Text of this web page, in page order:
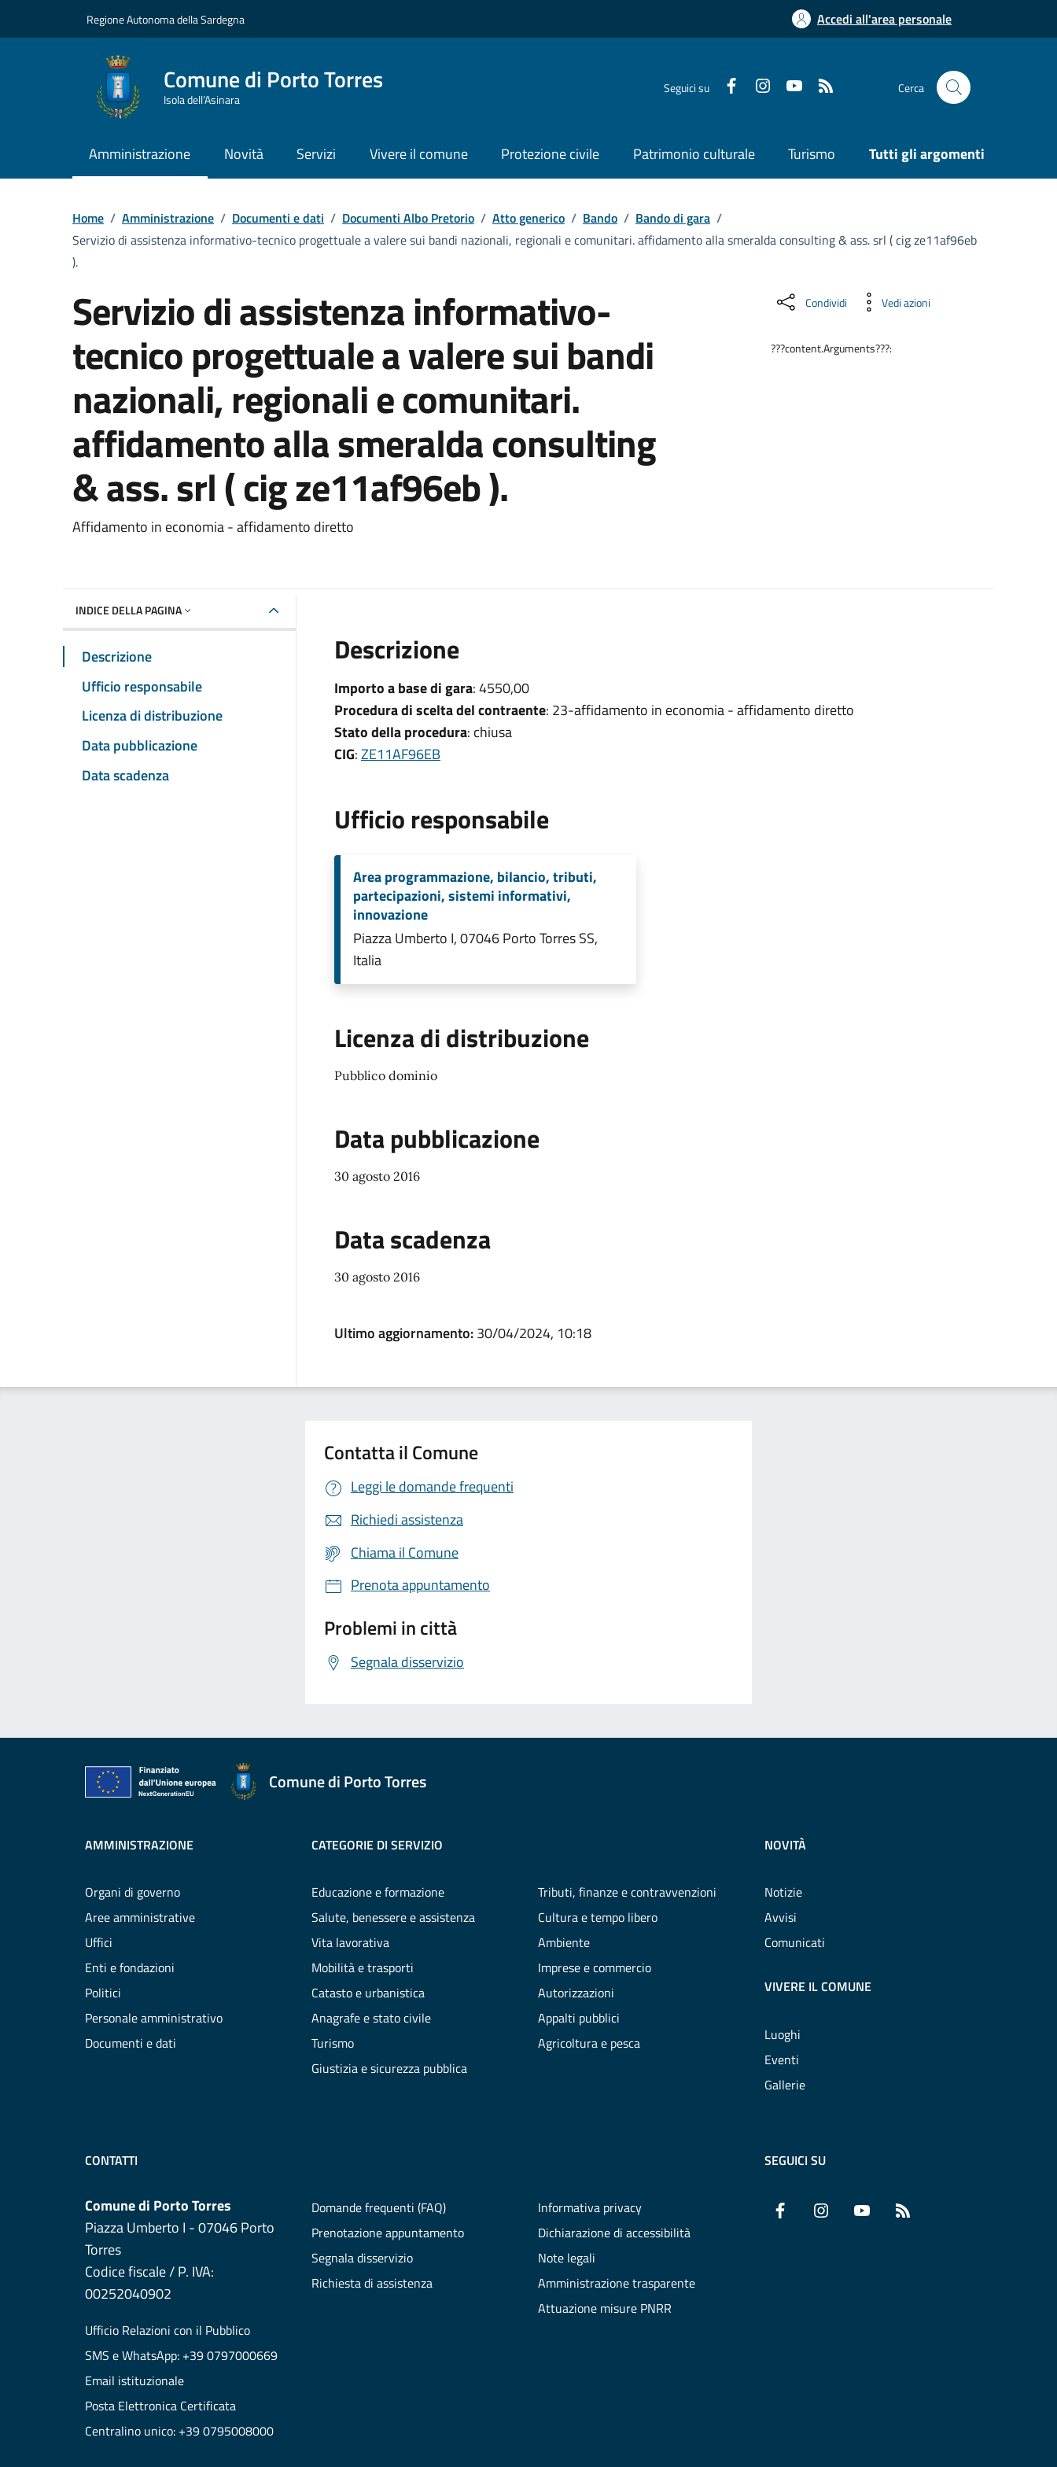
Regione Autonoma della Sardegna Accedi all'area personale
Comune di Porto Torres
Isola dell’Asinara
Seguici su Cerca
Amministrazione Novità Servizi Vivere il comune Protezione civile Patrimonio culturale Turismo Tutti gli argomenti
Home / Amministrazione / Documenti e dati / Documenti Albo Pretorio / Atto generico / Bando / Bando di gara /
Servizio di assistenza informativo-tecnico progettuale a valere sui bandi nazionali, regionali e comunitari. affidamento alla smeralda consulting & ass. srl ( cig ze11af96eb
).
Servizio di assistenza informativo-
tecnico progettuale a valere sui bandi
nazionali, regionali e comunitari.
affidamento alla smeralda consulting
& ass. srl ( cig ze11af96eb ).
Dettaglio del documento
Affidamento in economia - affidamento diretto
Condividi Vedi azioni
???content.Arguments???:
INDICE DELLA PAGINA
Descrizione
Ufficio responsabile
Licenza di distribuzione
Data pubblicazione
Data scadenza
Descrizione
Importo a base di gara: 4550,00
Procedura di scelta del contraente: 23-affidamento in economia - affidamento diretto
Stato della procedura: chiusa
CIG:ZE11AF96EB
Ufficio responsabile
Area programmazione, bilancio, tributi,
partecipazioni, sistemi informativi,
innovazione
Piazza Umberto I, 07046 Porto Torres SS,
Italia
Licenza di distribuzione
Pubblico dominio
Data pubblicazione
30 agosto 2016
Data scadenza
30 agosto 2016
Ultimo aggiornamento:30/04/2024, 10:18
Contatta il Comune
Leggi le domande frequenti
Richiedi assistenza
Chiama il Comune
Prenota appuntamento
Problemi in città
Segnala disservizio
Comune di Porto Torres
AMMINISTRAZIONE
Organi di governo
Aree amministrative
Uffici
Enti e fondazioni
Politici
Personale amministrativo
Documenti e dati
CATEGORIE DI SERVIZIO
Educazione e formazione
Salute, benessere e assistenza
Vita lavorativa
Mobilità e trasporti
Catasto e urbanistica
Anagrafe e stato civile
Turismo
Giustizia e sicurezza pubblica
Tributi, finanze e contravvenzioni
Cultura e tempo libero
Ambiente
Imprese e commercio
Autorizzazioni
Appalti pubblici
Agricoltura e pesca
NOVITÀ
Notizie
Avvisi
Comunicati
VIVERE IL COMUNE
Luoghi
Eventi
Gallerie
CONTATTI
Comune di Porto Torres
Piazza Umberto I - 07046 Porto
Torres
Codice fiscale / P. IVA:
00252040902
Ufficio Relazioni con il Pubblico
SMS e WhatsApp: +39 0797000669
Email istituzionale
Posta Elettronica Certificata
Centralino unico: +39 0795008000
Domande frequenti (FAQ)
Prenotazione appuntamento
Segnala disservizio
Richiesta di assistenza
Informativa privacy
Dichiarazione di accessibilità
Note legali
Amministrazione trasparente
Attuazione misure PNRR
SEGUICI SU
Facebook InstagramYouTube